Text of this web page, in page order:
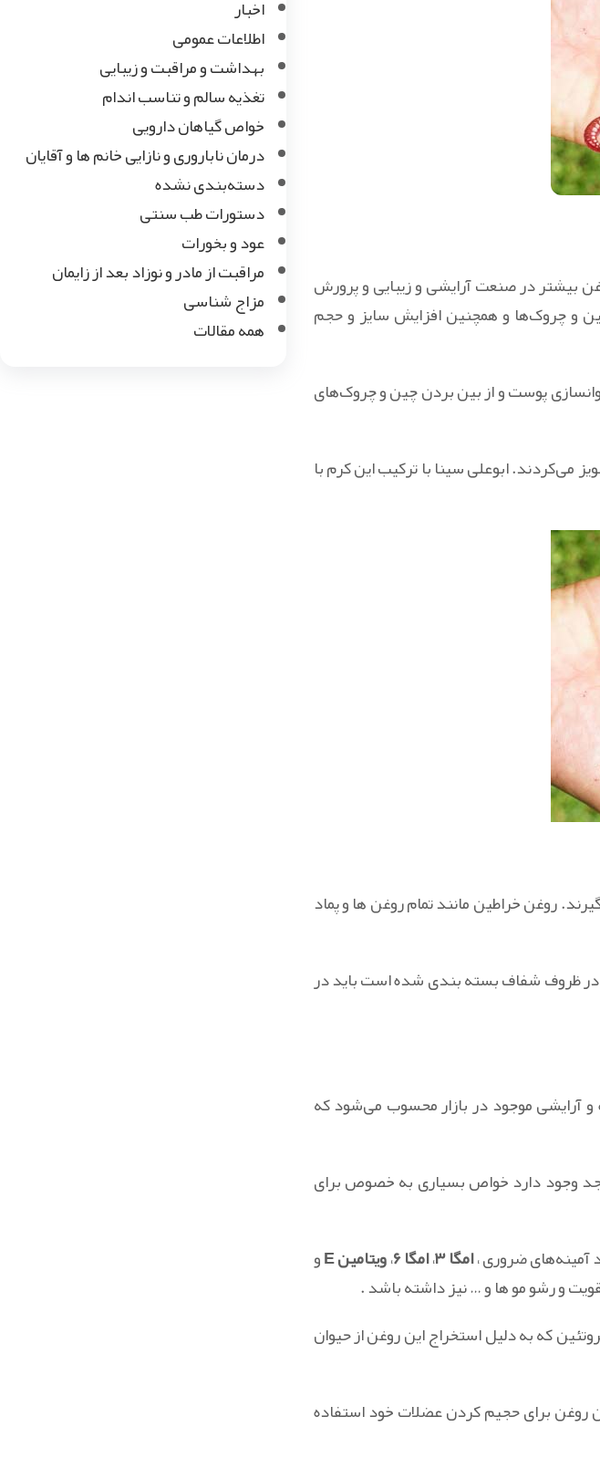
بیشتر در صنعت آرایشی و زیبایی و پرورش
و چروک‌ها و همچنین افزایش سایز و حجم
پوست و از بین بردن چین و چروک‌های
ابوعلی سینا با ترکیب این کرم با
روغن خراطین مانند تمام روغن ها و پماد
در ظروف شفاف بسته بندی شده است باید در
آرایشی موجود در بازار محسوب می‌شود که
وجود دارد خواص بسیاری به خصوص برای
آمینه‌های ضروری ،امگا ۳ ،امگا ۶ ،ویتامین E و
و رشو مو ها و … نیز داشته باشد .
که به دلیل استخراج این روغن از حیوان
روغن برای حجیم کردن عضلات خود استفاده
اخبار
اطلاعات عمومی
بهداشت و مراقبت و زیبایی
تغذیه سالم و تناسب اندام
خواص گیاهان دارویی
درمان ناباروری و نازایی خانم ها و آقایان
دسته‌بندی نشده
دستورات طب سنتی
عود و بخورات
مراقبت از مادر و نوزاد بعد از زایمان
مزاج شناسی
همه مقالات